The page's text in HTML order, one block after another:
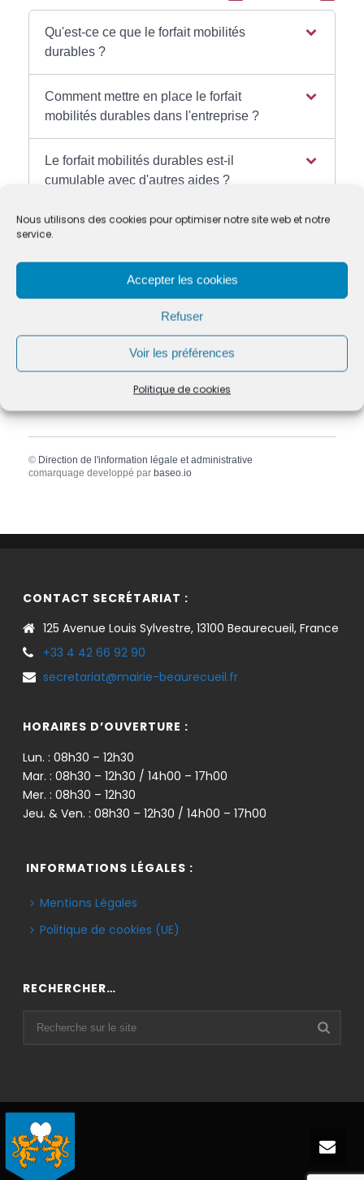
Nous utilisons des cookies pour optimiser notre site web et notre
service.
Accepter les cookies
Refuser
Voir les préférences
Politique de cookies
Qu'est-ce ce que le forfait mobilités
durables ?
Comment mettre en place le forfait
mobilités durables dans l'entreprise ?
Le forfait mobilités durables est-il
cumulable avec d'autres aides ?
Forfait mobilités durables
Urssaf
© Direction de l'information légale et administrative
comarquage developpé par baseo.io
CONTACT SECRÉTARIAT :
125 Avenue Louis Sylvestre, 13100 Beaurecueil, France
+33 4 42 66 92 90
secretariat@mairie-beaurecueil.fr
HORAIRES D’OUVERTURE :
Lun. : 08h30 – 12h30
Mar. : 08h30 – 12h30 / 14h00 – 17h00
Mer. : 08h30 – 12h30
Jeu. & Ven. : 08h30 – 12h30 / 14h00 – 17h00
INFORMATIONS LÉGALES :
Mentions Légales
Politique de cookies (UE)
RECHERCHER…